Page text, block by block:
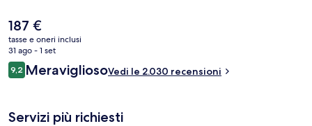
piscina coperta e un bar/lounge. Le recensioni dei viaggiatori
lodano il pratico parcheggio e la piscina.
Il
prezzo
attuale
è
187 €
187 €
tasse e oneri inclusi
31 ago - 1 set
Recensioni
9,29,2 su 10
MeravigliosoVedi le 2.030 recensioni
Servizi più richiesti